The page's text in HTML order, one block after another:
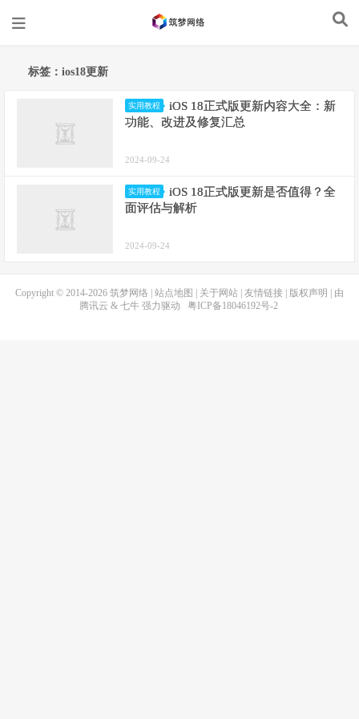
标签：ios18更新
实用教程
iOS 18正式版更新内容大全：新
功能、改进及修复汇总
2024-09-24
实用教程
iOS 18正式版更新是否值得？全
面评估与解析
2024-09-24
Copyright © 2014-2026 筑梦网络 站点地图 关于网站 友情链接 版权声明
| 由
腾讯云 & 七牛强力驱动 粤ICP备18046192号-2